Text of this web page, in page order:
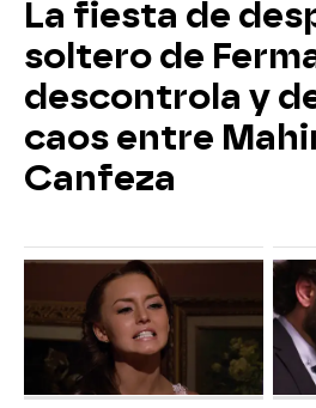
La fiesta de
soltero de
descontrola y
caos entre
Canfeza